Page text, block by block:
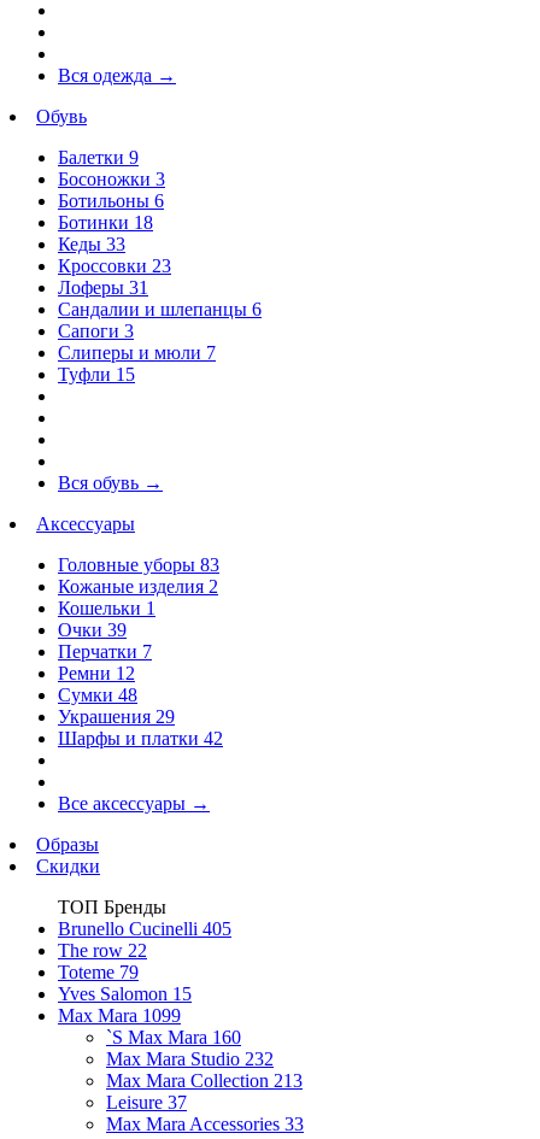
Вся одежда →
Обувь
Балетки 9
Босоножки 3
Ботильоны 6
Ботинки 18
Кеды 33
Кроссовки 23
Лоферы 31
Сандалии и шлепанцы 6
Сапоги 3
Слиперы и мюли 7
Туфли 15
Вся обувь →
Аксессуары
Головные уборы 83
Кожаные изделия 2
Кошельки 1
Очки 39
Перчатки 7
Ремни 12
Сумки 48
Украшения 29
Шарфы и платки 42
Все аксессуары →
Образы
Скидки
ТОП Бренды
Brunello Cucinelli 405
The row 22
Toteme 79
Yves Salomon 15
Max Mara 1099
`S Max Mara 160
Max Mara Studio 232
Max Mara Collection 213
Leisure 37
Max Mara Accessories 33